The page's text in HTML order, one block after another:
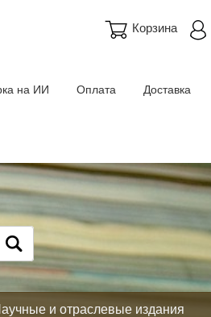
Корзина
на ИИ Оплата Доставка
и отраслевые издания